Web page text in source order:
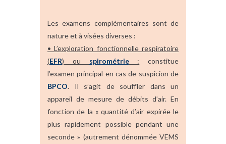
Les examens complémentaires sont de
nature et à visées diverses :
•L’exploration fonctionnelle respiratoire
(EFR) ou spirométrie: constitue
l’examen principal en cas de suspicion de
BPCO. Il s’agit de souffler dans un
appareil de mesure de débits d’air. En
fonction de la « quantité d’air expirée le
plus rapidement possible pendant une
seconde » (autrement dénommée VEMS